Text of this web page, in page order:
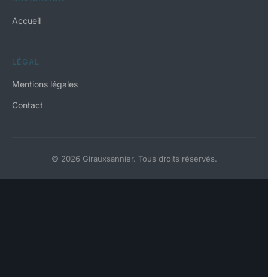
Accueil
LÉGAL
Mentions légales
Contact
© 2026 Girauxsannier. Tous droits réservés.